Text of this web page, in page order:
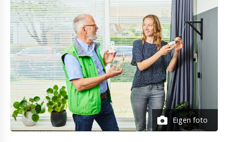
Eigen foto